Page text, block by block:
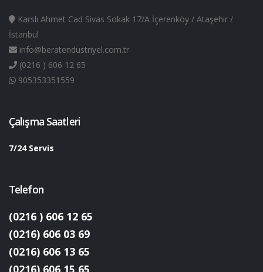
Karslı Ahmet Cad Sivas Sokak 17/A İçerenköy / Ataşehir /
İstanbul
info@beratendustriyel.com.tr
(0216 ) 606 12 65
905353351559
Çalışma Saatleri
7/24 Servis
Telefon
(0216 ) 606 12 65
(0216) 606 03 69
(0216) 606 13 65
(0216) 606 15 65